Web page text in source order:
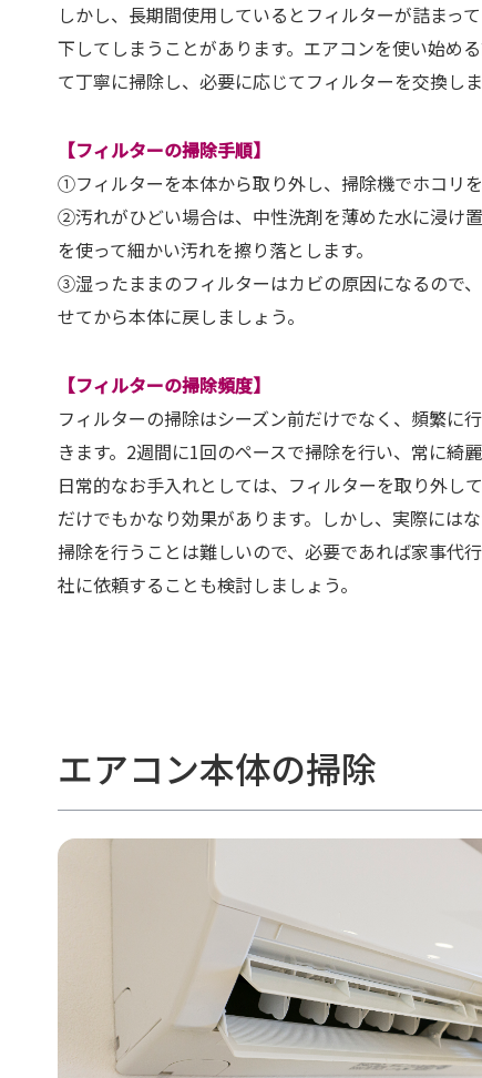
しかし、長期間使用しているとフィルターが詰まっ
下してしまうことがあります。エアコンを使い始め
て丁寧に掃除し、必要に応じてフィルターを交換しま
【フィルターの掃除手順】
①フィルターを本体から取り外し、掃除機でホコリを
②汚れがひどい場合は、中性洗剤を薄めた水に浸け
を使って細かい汚れを擦り落とします。
③湿ったままのフィルターはカビの原因になるので
せてから本体に戻しましょう。
【フィルターの掃除頻度】
フィルターの掃除はシーズン前だけでなく、頻繁に
きます。2週間に1回のペースで掃除を行い、常に綺
日常的なお手入れとしては、フィルターを取り外し
だけでもかなり効果があります。しかし、実際には
掃除を行うことは難しいので、必要であれば家事代
社に依頼することも検討しましょう。
エアコン本体の掃除